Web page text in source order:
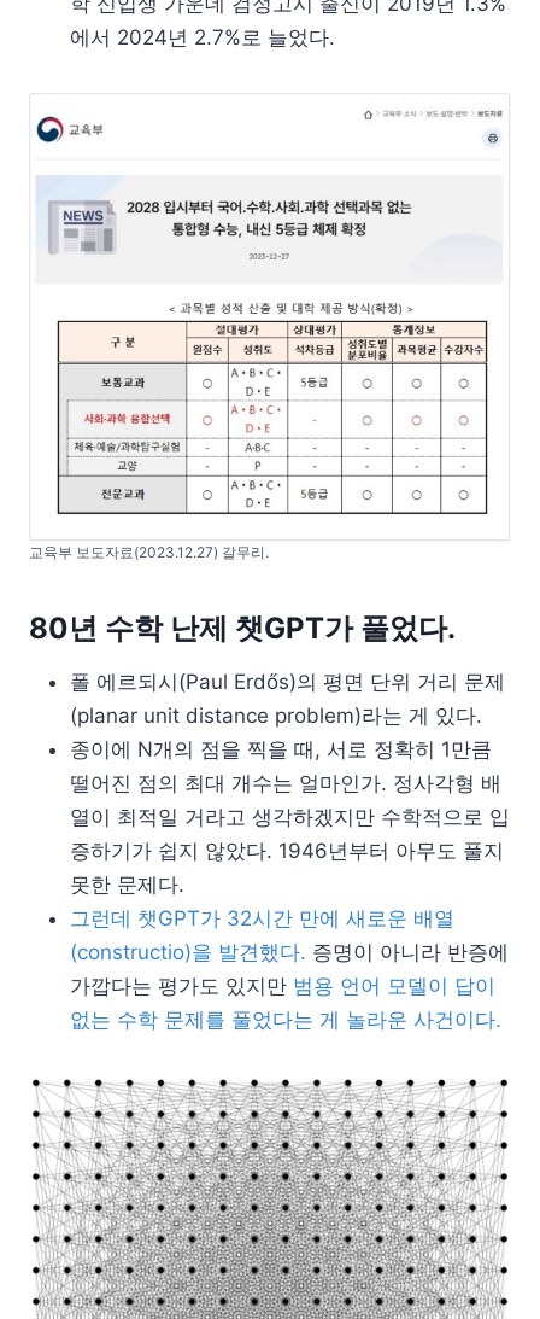
에서 2024년 2.7%로 늘었다.
교육부 보도자료(2023.12.27) 갈무리.
80년 수학 난제 챗GPT가 풀었다.
폴 에르되시(Paul Erdős)의 평면 단위 거리 문제
(planar unit distance problem)라는 게 있다.
종이에 N개의 점을 찍을 때, 서로 정확히 1만큼
떨어진 점의 최대 개수는 얼마인가. 정사각형 배
열이 최적일 거라고 생각하겠지만 수학적으로 입
증하기가 쉽지 않았다. 1946년부터 아무도 풀지
못한 문제다.
그런데 챗GPT가 32시간 만에 새로운 배열
(constructio)을 발견했다. 증명이 아니라 반증에
가깝다는 평가도 있지만 범용 언어 모델이 답이
없는 수학 문제를 풀었다는 게 놀라운 사건이다.